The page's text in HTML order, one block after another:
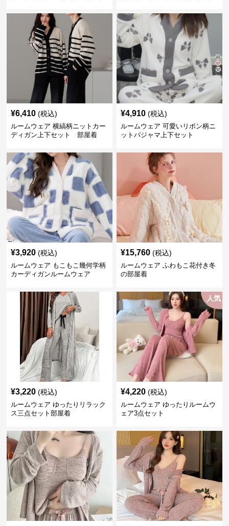
¥6,410 (税込)
ルームウェア 横縞柄ニットカー
ディガン上下セット 部屋着
¥4,910 (税込)
ルームウェア 可愛いリボン柄ニ
ットパジャマ上下セット
¥3,920 (税込)
ルームウェア もこもこ幾何学柄
カーディガンルームウェア
¥15,760 (税込)
ルームウェア ふわもこ花付き冬
の部屋着
¥3,220 (税込)
ルームウェア ゆったりリラック
ス三点セット部屋着
人気
¥4,220 (税込)
ルームウェア ゆったりルームウ
ェア3点セット